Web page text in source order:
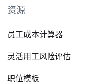
资源
员工成本计算器
灵活用工风险评估
职位模板